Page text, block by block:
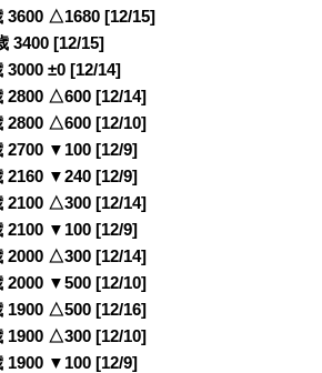
△1680 [12/15]
3400 [12/15]
±0 [12/14]
△600 [12/14]
△600 [12/10]
2700 ▼100 [12/9]
▼240 [12/9]
△300 [12/14]
▼100 [12/9]
2000 △300 [12/14]
▼500 [12/10]
△500 [12/16]
△300 [12/10]
▼100 [12/9]